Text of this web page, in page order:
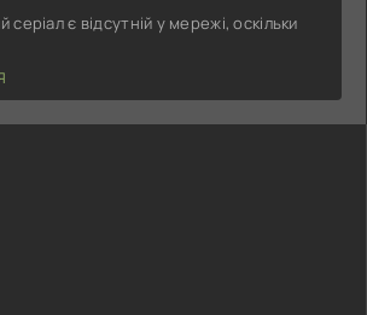
серіал є відсутній у мережі, оскільки